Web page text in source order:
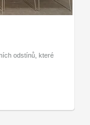
odstínů, které